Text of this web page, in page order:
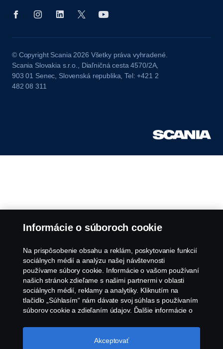
© Copyright Scania 2026 Všetky práva vyhradené.
Scania Slovakia s.r.o., Diaľničná cesta 4570/2A,
903 01 Senec, Slovenská republika, Tel: +421 2
482 08 311
Informácie o súboroch cookie
Na prispôsobenie obsahu a reklám, poskytovanie funkcií
sociálnych médií a analýzu našej návštevnosti
používame súbory cookie. Informácie o vašom používaní
našich stránok zdieľame s našimi partnermi v oblasti
sociálnych médií, reklamy a analytiky. Kliknutím na
tlačidlo „Súhlasím“ nám dávate svoj súhlas s používaním
súborov cookie a zdieľaním údajov. Ďalšie informácie o
o súboroch cookie, ktorú nájdete kliknutím na odkaz za
týmto textom. Svoje súbory cookie môžete spravovať tiež
Akceptovať